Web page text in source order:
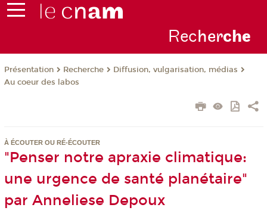
Recherche
Présentation Recherche
Diffusion, vulgarisation, médias
Au coeur des labos
À ÉCOUTER OU RÉ-ÉCOUTER
"Penser notre apraxie climatique:
une urgence de santé planétaire"
par Anneliese Depoux